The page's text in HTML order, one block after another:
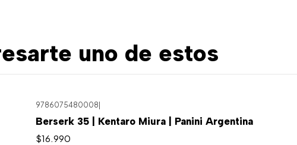
uno de estos
9786075480008|
Berserk 35 | Kentaro Miura | Panini Argentina
$16.990